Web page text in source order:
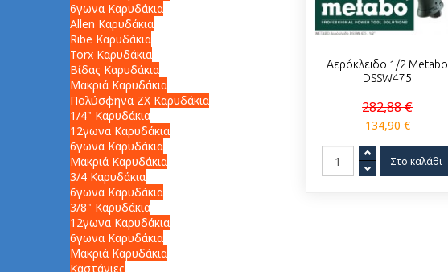
Αερόκλειδο 1/2 Metabo
DSSW475
282,88 €
134,90 €
6γωνα Καρυδάκια
Allen Καρυδάκια
Ribe Καρυδάκια
Torx Καρυδάκια
Βίδας Καρυδάκια
Μακριά Καρυδάκια
Πολύσφηνα ZX Καρυδάκια
1/4" Καρυδάκια
12γωνα Καρυδάκια
6γωνα Καρυδάκια
Μακριά Καρυδάκια
3/4 Καρυδάκια
6γωνα Καρυδάκια
3/8" Καρυδάκια
12γωνα Καρυδάκια
6γωνα Καρυδάκια
Μακριά Καρυδάκια
Καστάνιες